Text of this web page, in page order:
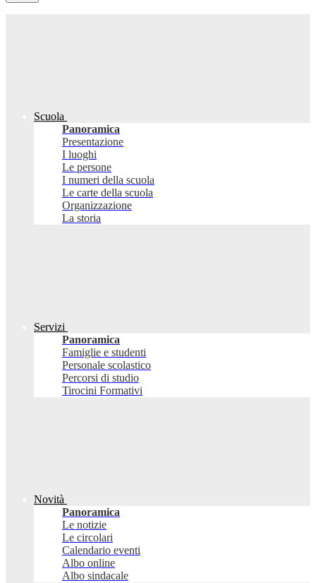
Scuola
Panoramica
Presentazione
I luoghi
Le persone
I numeri della scuola
Le carte della scuola
Organizzazione
La storia
Servizi
Panoramica
Famiglie e studenti
Personale scolastico
Percorsi di studio
Tirocini Formativi
Novità
Panoramica
Le notizie
Le circolari
Calendario eventi
Albo online
Albo sindacale